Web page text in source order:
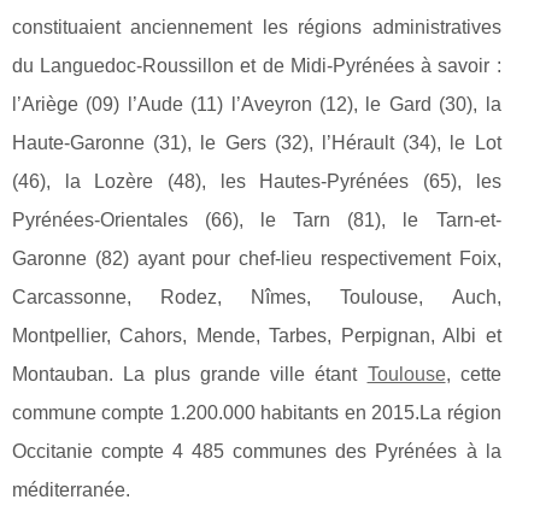
constituaient anciennement les régions administratives
du Languedoc-Roussillon et de Midi-Pyrénées à savoir :
l’Ariège (09) l’Aude (11) l’Aveyron (12), le Gard (30), la
Haute-Garonne (31), le Gers (32), l’Hérault (34), le Lot
(46), la Lozère (48), les Hautes-Pyrénées (65), les
Pyrénées-Orientales (66), le Tarn (81), le Tarn-et-
Garonne (82) ayant pour chef-lieu respectivement Foix,
Carcassonne, Rodez, Nîmes, Toulouse, Auch,
Montpellier, Cahors, Mende, Tarbes, Perpignan, Albi et
Montauban. La plus grande ville étant Toulouse, cette
commune compte 1.200.000 habitants en 2015.La région
Occitanie compte 4 485 communes des Pyrénées à la
méditerranée.